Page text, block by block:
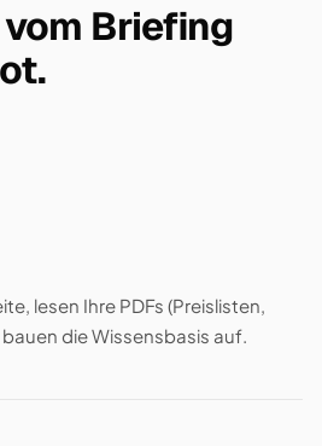
vom Briefing
lesen Ihre PDFs (Preislisten,
die Wissensbasis auf.